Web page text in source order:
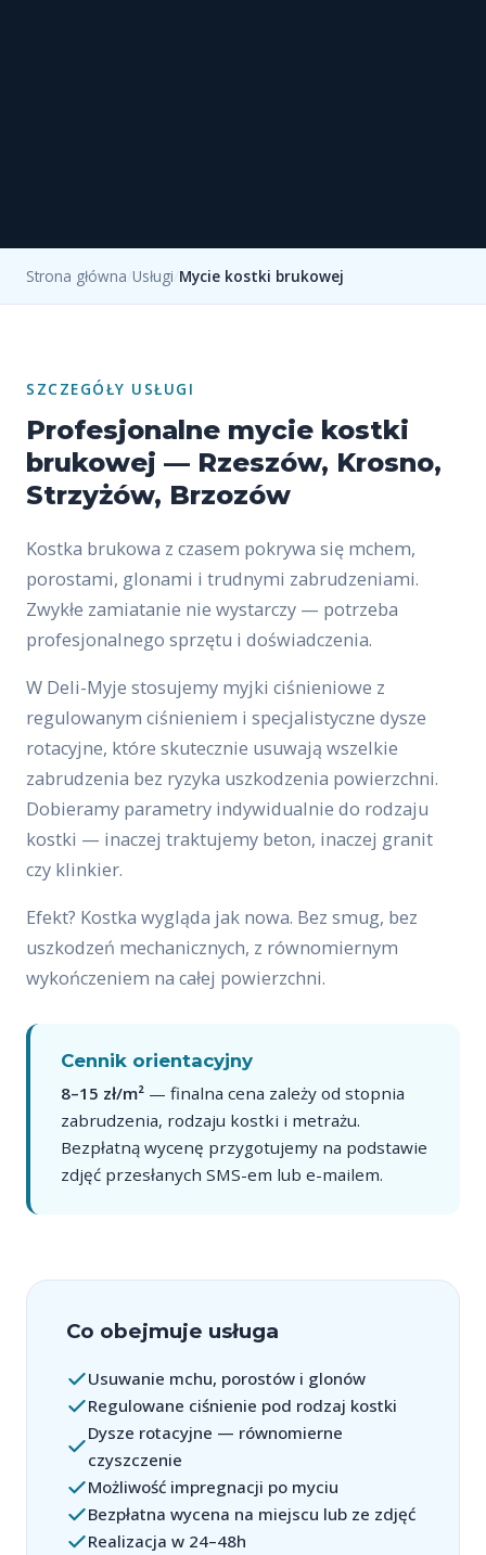
Strona główna Usługi Mycie kostki brukowej
SZCZEGÓŁY USŁUGI
Profesjonalne mycie kostki
brukowej — Rzeszów, Krosno,
Strzyżów, Brzozów
Kostka brukowa z czasem pokrywa się mchem,
porostami, glonami i trudnymi zabrudzeniami.
Zwykłe zamiatanie nie wystarczy — potrzeba
profesjonalnego sprzętu i doświadczenia.
W Deli-Myje stosujemy myjki ciśnieniowe z
regulowanym ciśnieniem i specjalistyczne dysze
rotacyjne, które skutecznie usuwają wszelkie
zabrudzenia bez ryzyka uszkodzenia powierzchni.
Dobieramy parametry indywidualnie do rodzaju
kostki — inaczej traktujemy beton, inaczej granit
czy klinkier.
Efekt? Kostka wygląda jak nowa. Bez smug, bez
uszkodzeń mechanicznych, z równomiernym
wykończeniem na całej powierzchni.
Cennik orientacyjny
8–15 zł/m² — finalna cena zależy od stopnia
zabrudzenia, rodzaju kostki i metrażu.
Bezpłatną wycenę przygotujemy na podstawie
zdjęć przesłanych SMS-em lub e-mailem.
Co obejmuje usługa
Usuwanie mchu, porostów i glonów
Regulowane ciśnienie pod rodzaj kostki
Dysze rotacyjne — równomierne
czyszczenie
Możliwość impregnacji po myciu
Bezpłatna wycena na miejscu lub ze zdjęć
Realizacja w 24–48h